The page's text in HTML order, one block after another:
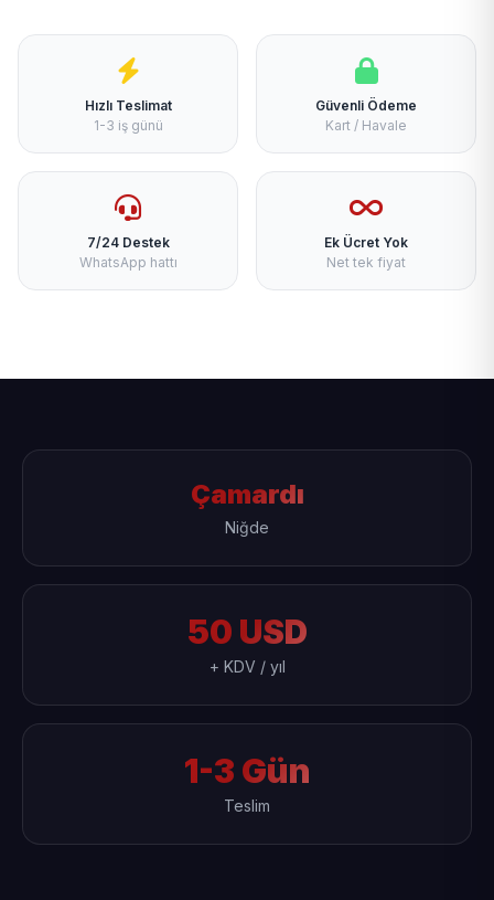
Hızlı Teslimat
1-3 iş günü
Güvenli Ödeme
Kart / Havale
7/24 Destek
WhatsApp hattı
Ek Ücret Yok
Net tek fiyat
Çamardı
Niğde
50 USD
+ KDV / yıl
1-3 Gün
Teslim